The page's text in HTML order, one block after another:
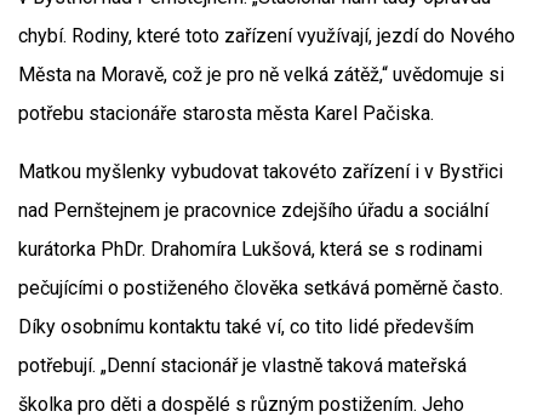
chybí. Rodiny, které toto zařízení využívají, jezdí do Nového
Města na Moravě, což je pro ně velká zátěž,“ uvědomuje si
potřebu stacionáře starosta města Karel Pačiska.
Matkou myšlenky vybudovat takovéto zařízení i v Bystřici
nad Pernštejnem je pracovnice zdejšího úřadu a sociální
kurátorka PhDr. Drahomíra Lukšová, která se s rodinami
pečujícími o postiženého člověka setkává poměrně často.
Díky osobnímu kontaktu také ví, co tito lidé především
potřebují. „Denní stacionář je vlastně taková mateřská
školka pro děti a dospělé s různým postižením. Jeho